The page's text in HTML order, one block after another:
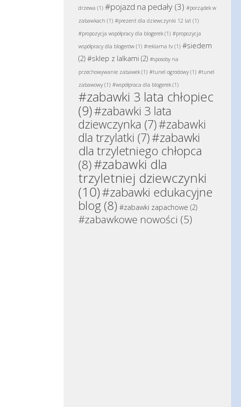
drzewa (1) #pojazd na pedały (3) #porządek w
zabawkach (1) #prezent dla dziewczynki 12 lat (1)
#propozycja współpracy dla blogerek(1) #propozycja
współpracy dla blogerów (1) #reklama tv (1) #siedem
(2) #sklep z lalkami (2) #sposoby na
przechowywanie zabawek(1) #tunel ogrodowy (1) #tunel
zabawowy (1) #współpraca dla blogerek(1)
#zabawki 3 lata chłopiec
(9)#zabawki 3 lata
dziewczynka (7)#zabawki
dla trzylatki (7)#zabawki
dla trzyletniego chłopca
(8)#zabawki dla
trzyletniej dziewczynki
(10)#zabawki edukacyjne
blog(8) #zabawki zapachowe (2)
#zabawkowe nowości (5)